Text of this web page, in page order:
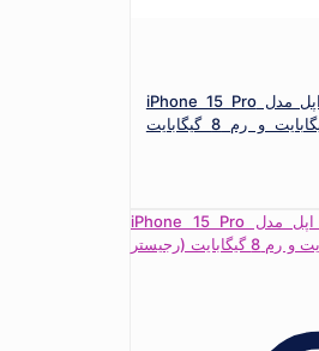
گوشی موبایل اپل مدل iPhone 15 Pro
ظرفیت 128 گیگابایت و رم 8 گیگابایت